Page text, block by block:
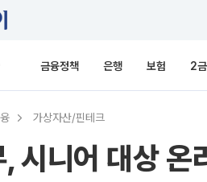
금융정책 은행 보험 2
가상자산/핀테크
시니어 대상 온